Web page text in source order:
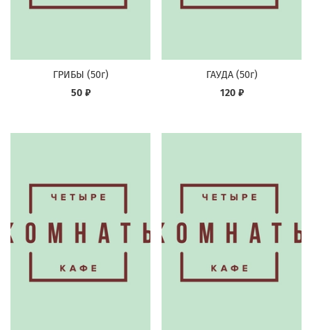
ГРИБЫ (50г)
50 ₽
ГАУДА (50г)
120 ₽